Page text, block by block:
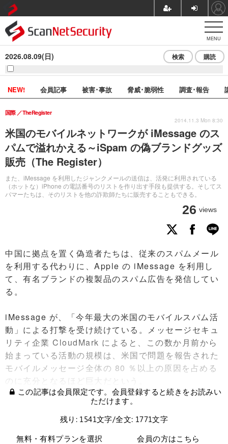
MENU
2026.08.09(日) 検索 購読
NEW! 会員記事 被害･事故 脅威･脆弱性 調査･報告
米国のモバイルネットワークが iMessage のス
パムで溢れかえる～iSpam の偽ブランドグッズ
販売（The Register）
また、iMessage を利用したジャンクメールの送信は、活発に利用されている
（ホットな）iPhone の電話番号のリストを作り出す手段も提供する。そしてス
パマーたちは、そのリストを他の詐欺師たちに販売することもできる。
国際 TheRegister
26 views
2014.11.3 Mon 8:30
中国に拠点を置く偽造者たちは、従来のスパムメール
を利用する代わりに、Apple の iMessage を利用し
て、有名ブランドの複製品のスパム広告を発信してい
る。
iMessage が、「今年最大の米国のモバイルスパム活
動」による打撃を受け続けている。メッセージセキュ
リティ企業 CloudMark によると、この数か月前から
始まっている活動の規模は、米国で問題を報告された
モバイルメッセージ全体の 80 ％以上の原因を占める
のに充分となるほど巨大だという。
この記事は会員限定です。会員登録すると続きをお読みい
ただけます。
残り: 1541文字/全文: 1771文字
無料・有料プランを選択
会員の方はこちら